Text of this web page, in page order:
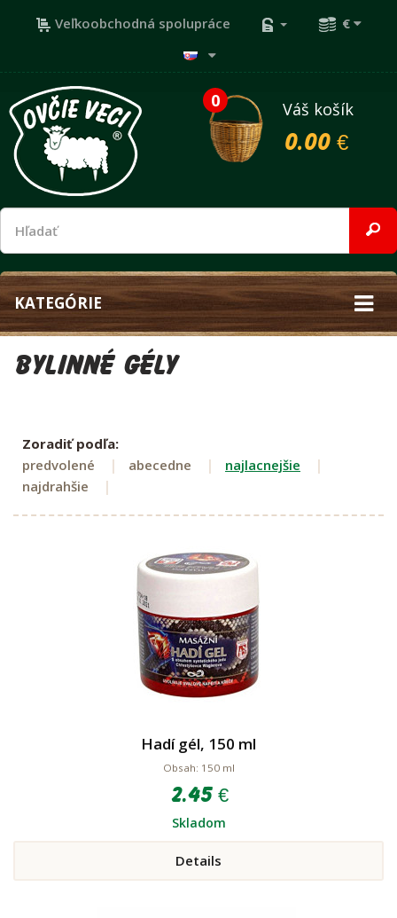
Veľkoobchodná spolupráce €
0
Váš košík
0.00 €
KATEGÓRIE
Bylinné gély
Zoradiť podľa:
predvolené
abecedne
najlacnejšie
najdrahšie
Hadí gél, 150 ml
Obsah: 150 ml
2.45 €
Skladom
Details